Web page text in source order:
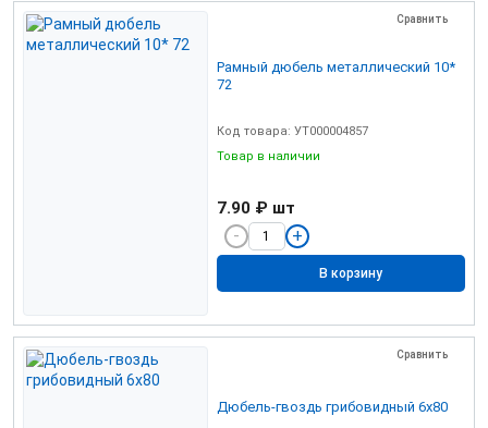
Сравнить
Рамный дюбель металлический 10*
72
Код товара: УТ000004857
Товар в наличии
7.90 ₽ шт
В корзину
Сравнить
Дюбель-гвоздь грибовидный 6х80